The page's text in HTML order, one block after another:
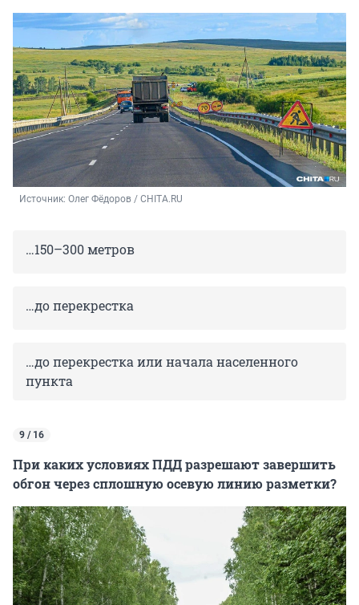
Источник: Олег Фёдоров / CHITA.RU
…150–300 метров
…до перекрестка
…до перекрестка или начала населенного
пункта
9 / 16
При каких условиях ПДД разрешают завершить
обгон через сплошную осевую линию разметки?